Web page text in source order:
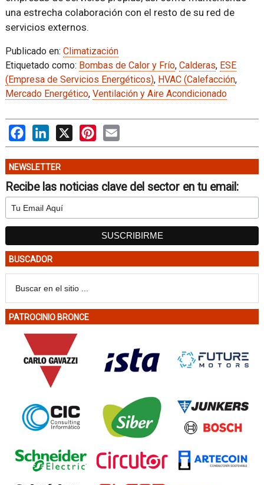
una estrecha colaboración con el resto de su red de
servicios externos.
Publicado en: Climatización
Etiquetado como: Bombas de Calor y Frío, Calderas, ESE
(Empresa de Servicios Energéticos), HVAC (Calefacción,
Mercado Energético, Ventilación y Aire Acondicionado
FacebookLinkedIn Pinterest
NEWSLETTER
Recibe las noticias clave del sector en tu email:
BUSCADOR
PATROCINIO BRONCE